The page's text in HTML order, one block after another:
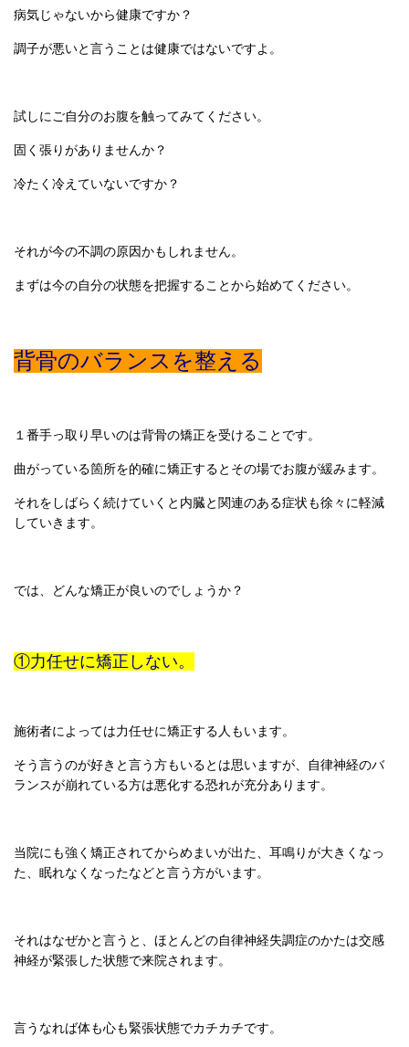
病気じゃないから健康ですか？
調子が悪いと言うことは健康ではないですよ。
試しにご自分のお腹を触ってみてください。
固く張りがありませんか？
冷たく冷えていないですか？
それが今の不調の原因かもしれません。
まずは今の自分の状態を把握することから始めてください。
背骨のバランスを整える
１番手っ取り早いのは背骨の矯正を受けることです。
曲がっている箇所を的確に矯正するとその場でお腹が緩みます。
それをしばらく続けていくと内臓と関連のある症状も徐々に軽減
していきます。
では、どんな矯正が良いのでしょうか？
①力任せに矯正しない。
施術者によっては力任せに矯正する人もいます。
そう言うのが好きと言う方もいるとは思いますが、自律神経のバ
ランスが崩れている方は悪化する恐れが充分あります。
当院にも強く矯正されてからめまいが出た、耳鳴りが大きくなっ
た、眠れなくなったなどと言う方がいます。
それはなぜかと言うと、ほとんどの自律神経失調症のかたは交感
神経が緊張した状態で来院されます。
言うなれば体も心も緊張状態でカチカチです。